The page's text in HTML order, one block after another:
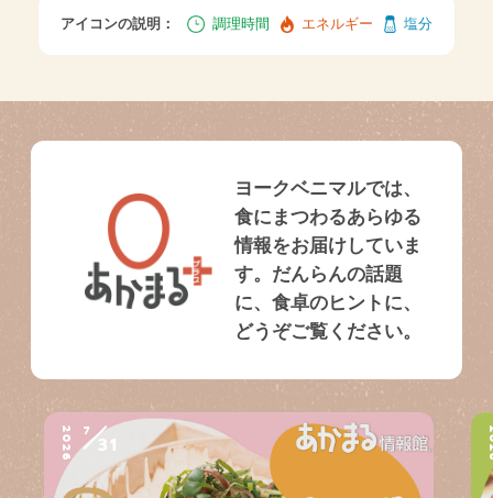
アイコンの説明： 調理時間 エネルギー 塩分
ヨークベニマルでは、
食にまつわるあらゆる
情報をお届けしていま
す。だんらんの話題
に、食卓のヒントに、
どうぞご覧ください。
2026 7
31